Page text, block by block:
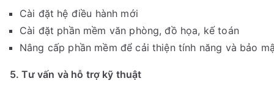
Cài đặt hệ điều hành mới
Cài đặt phần mềm văn phòng, đồ họa, kế toán
Nâng cấp phần mềm để cải thiện tính năng và bảo
5. Tư vấn và hỗ trợ kỹ thuật